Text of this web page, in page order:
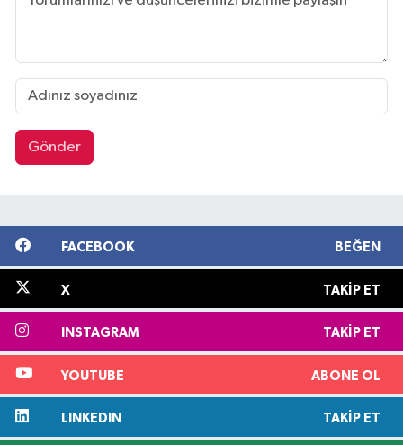
Gönder
FACEBOOK BEĞEN
X TAKIP ET
INSTAGRAM TAKIP ET
YOUTUBE ABONE OL
LINKEDIN TAKIP ET